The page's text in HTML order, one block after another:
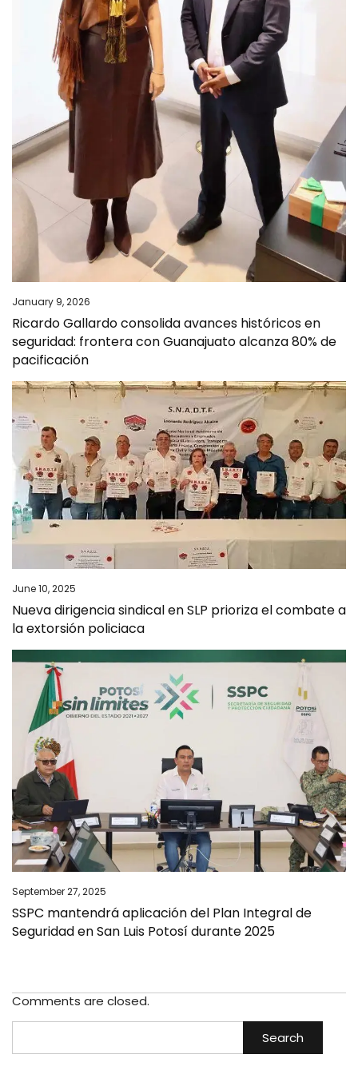
January 9, 2026
Ricardo Gallardo consolida avances históricos en
seguridad: frontera con Guanajuato alcanza 80% de
pacificación
June 10, 2025
Nueva dirigencia sindical en SLP prioriza el combate a
la extorsión policiaca
September 27, 2025
SSPC mantendrá aplicación del Plan Integral de
Seguridad en San Luis Potosí durante 2025
Comments are closed.
Search